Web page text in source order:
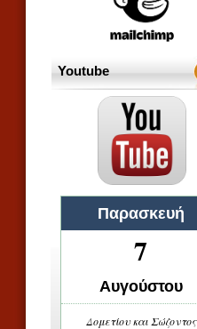
Youtube
Παρασκευή
7
Αυγούστου
Δομετίου και Σώζοντος